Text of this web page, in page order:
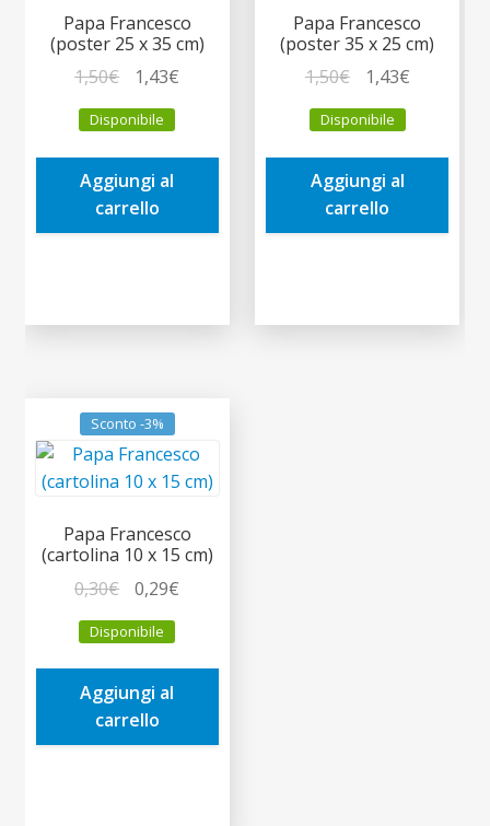
Papa Francesco
(poster 25 x 35 cm)
1,50€
prezzo
originale
era:
1,50€.
1,43€
è:
Disponibile
Aggiungi al
carrello
Papa Francesco
(poster 35 x 25 cm)
1,50€
prezzo
originale
era:
1,50€.
1,43€Il
è:
Disponibile
Aggiungi al
carrello
Sconto -3%
Papa Francesco
(cartolina 10 x 15 cm)
0,30€
prezzo
originale
era:
0,30€.
0,29€
è:
Disponibile
Aggiungi al
carrello